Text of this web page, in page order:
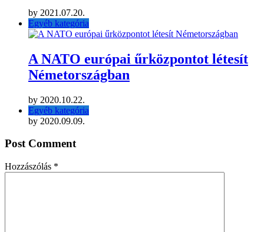
by 2021.07.20.
Egyéb kategória
A NATO európai űrközpontot létesít
Németországban
by 2020.10.22.
Egyéb kategória
by 2020.09.09.
Post Comment
Hozzászólás *